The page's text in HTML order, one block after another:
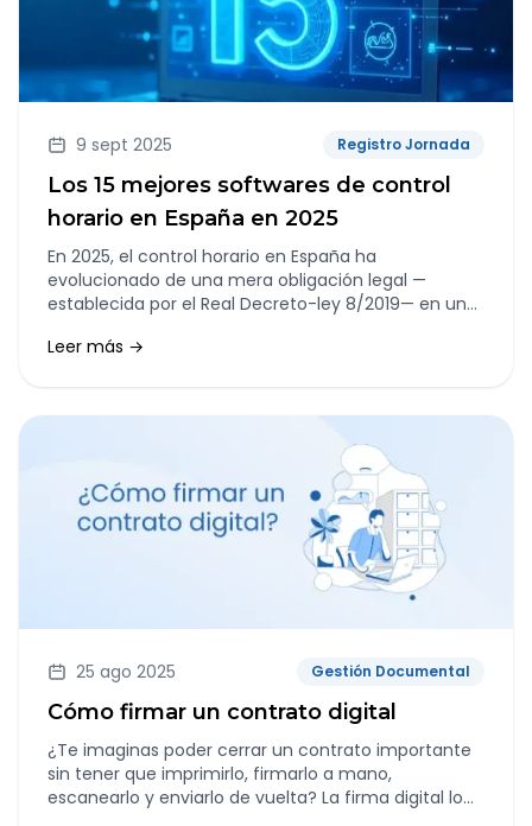
9 sept 2025 Registro Jornada
Los 15 mejores softwares de control
horario en España en 2025
En 2025, el control horario en España ha
evolucionado de una mera obligación legal —
establecida por el Real Decreto-ley 8/2019— en una
Leer más →
25 ago 2025 Gestión Documental
Cómo firmar un contrato digital
¿Te imaginas poder cerrar un contrato importante
sin tener que imprimirlo, firmarlo a mano,
escanearlo y enviarlo de vuelta? La firma digital lo